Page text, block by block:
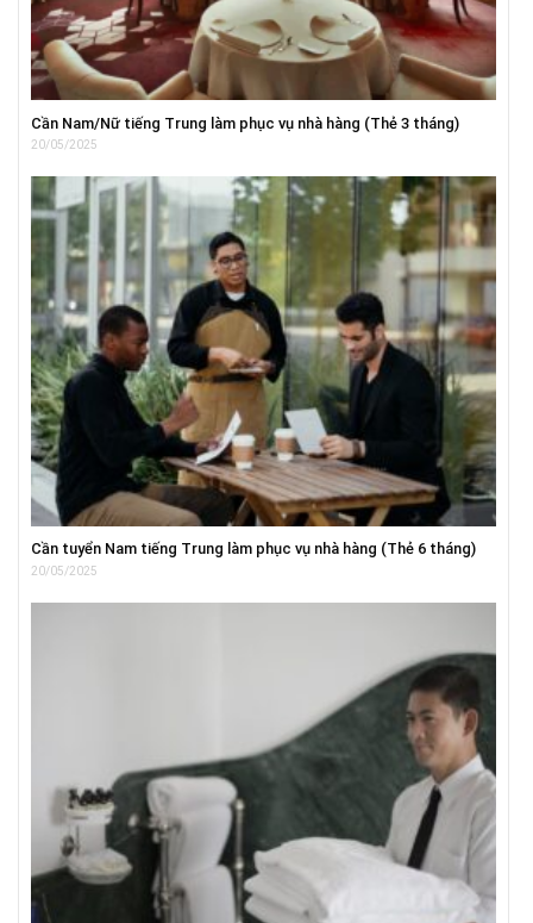
Cần Nam/Nữ tiếng Trung làm phục vụ nhà hàng (Thẻ 3 tháng)
20/05/2025
Cần tuyển Nam tiếng Trung làm phục vụ nhà hàng (Thẻ 6 tháng)
20/05/2025